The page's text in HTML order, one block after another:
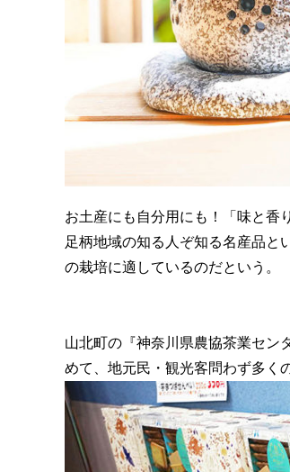
お土産にも自分用にも！「味と香
足柄地域の知る人ぞ知る名産品と
の栽培に適しているのだという。
山北町の『神奈川県農協茶業セン
めて、地元民・観光客問わず多く